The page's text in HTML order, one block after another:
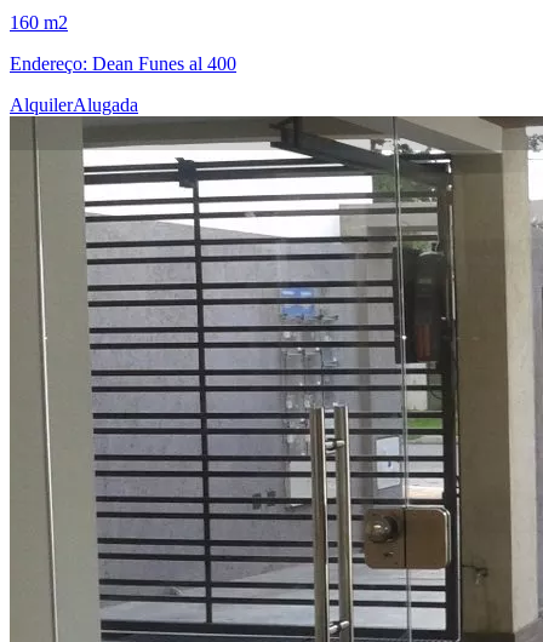
160 m2
Endereço: Dean Funes al 400
AlquilerAlugada